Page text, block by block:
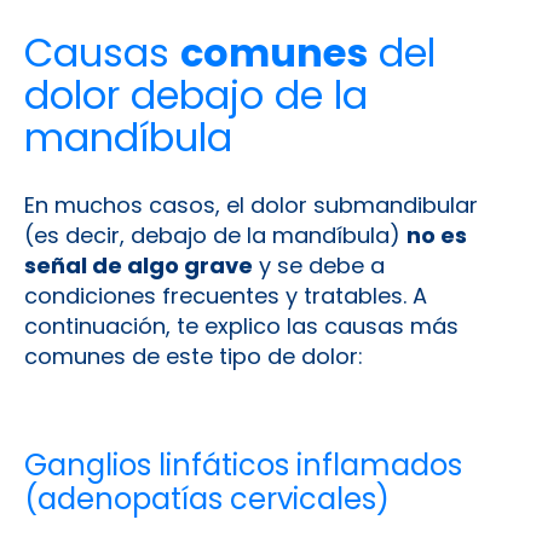
Causas comunes del
dolor debajo de la
mandíbula
En muchos casos, el dolor submandibular
(es decir, debajo de la mandíbula) no es
señal de algo grave y se debe a
condiciones frecuentes y tratables. A
continuación, te explico las causas más
comunes de este tipo de dolor:
Ganglios linfáticos inflamados
(adenopatías cervicales)